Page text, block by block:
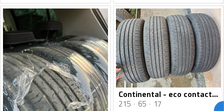
Continental - eco contact 6 - Ljetnja guma
215 65 17